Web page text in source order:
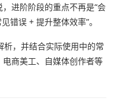
进阶阶段的重点不再是“会
错误 + 提升整体效率”。
析，并结合实际使用中的常
商美工、自媒体创作者等